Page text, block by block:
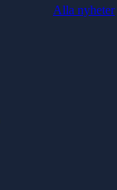
Alla nyheter